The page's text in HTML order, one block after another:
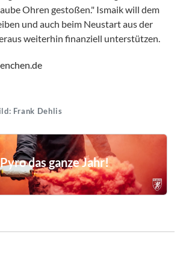
Ohren gestoßen." Ismaik will dem
und auch beim Neustart aus der
weiterhin finanziell unterstützen.
Frank Dehlis
Pyro das ganze Jahr!